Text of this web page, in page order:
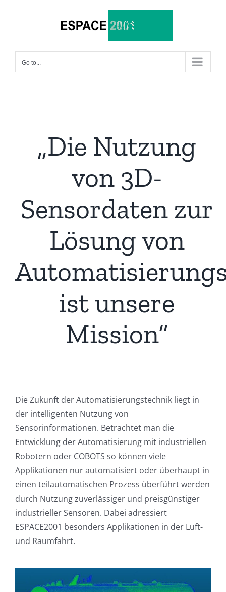
Go to...
„Die Nutzung
von 3D-
Sensordaten zur
Lösung von
ist unsere
Mission“
Die Zukunft der Automatisierungstechnik liegt in
der intelligenten Nutzung von
Sensorinformationen. Betrachtet man die
Entwicklung der Automatisierung mit industriellen
Robotern oder COBOTS so können viele
Applikationen nur automatisiert oder überhaupt in
einen teilautomatischen Prozess überführt werden
durch Nutzung zuverlässiger und preisgünstiger
industrieller Sensoren. Dabei adressiert
ESPACE2001 besonders Applikationen in der Luft-
und Raumfahrt.